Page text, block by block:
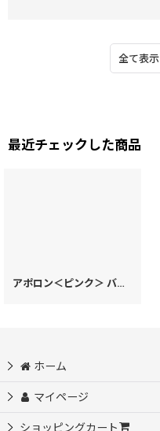
全て表示
最近チェックした商品
アポロン＜ピンク＞ バレッタ［t］
ホーム
マイページ
ショッピングカート